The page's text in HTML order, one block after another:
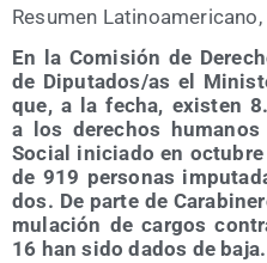
Resu­men
En la Comi­sión de
de Diputados/​as el
que, a la fecha, exis­ten
a los dere­chos
Social ini­cia­do en
de 919 per­so­nas
dos. De par­te de
mu­la­ción de car­gos
16 han sido dados de baja.